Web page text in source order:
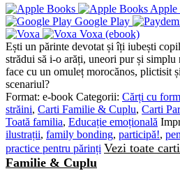
Apple
Google Play
Voxa (ebook)
Ești un părinte devotat și îți iubești
strădui să i-o arăți, uneori pur și
face cu un omuleț morocănos, plictisit
scenariul?
Format: e-book Categorii: Cărți cu
străini, Carti Familie & Cuplu, Carti
Toată familia, Educație emoțională
ilustrații, family bonding, participă!,
practice pentru părinți Vezi toate
Familie & Cuplu